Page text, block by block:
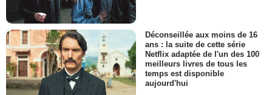
Déconseillée aux moins de 16
ans : la suite de cette série
Netflix adaptée de l'un des 100
meilleurs livres de tous les
temps est disponible
aujourd'hui